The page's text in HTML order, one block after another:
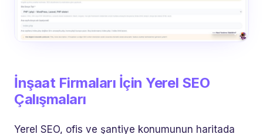
İnşaat Firmaları İçin Yerel SEO
Çalışmaları
Yerel SEO, ofis ve şantiye konumunun haritada